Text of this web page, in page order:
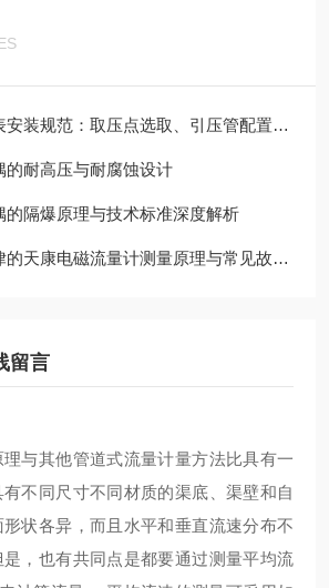
：取压点选取、引压管配置及蒸汽测量冷凝圈的设置
的耐高压与耐腐蚀设计
的隔爆原理与技术标准深度解析
电磁流量计测量原理与常见故障检修维护指南
留言
与其他管道式流量计量方法比具有一
不同尺寸不同材质的渠底、渠壁和自
状各异，而且水平和垂直流速分布不
，也有共同点是都要通过测量平均流